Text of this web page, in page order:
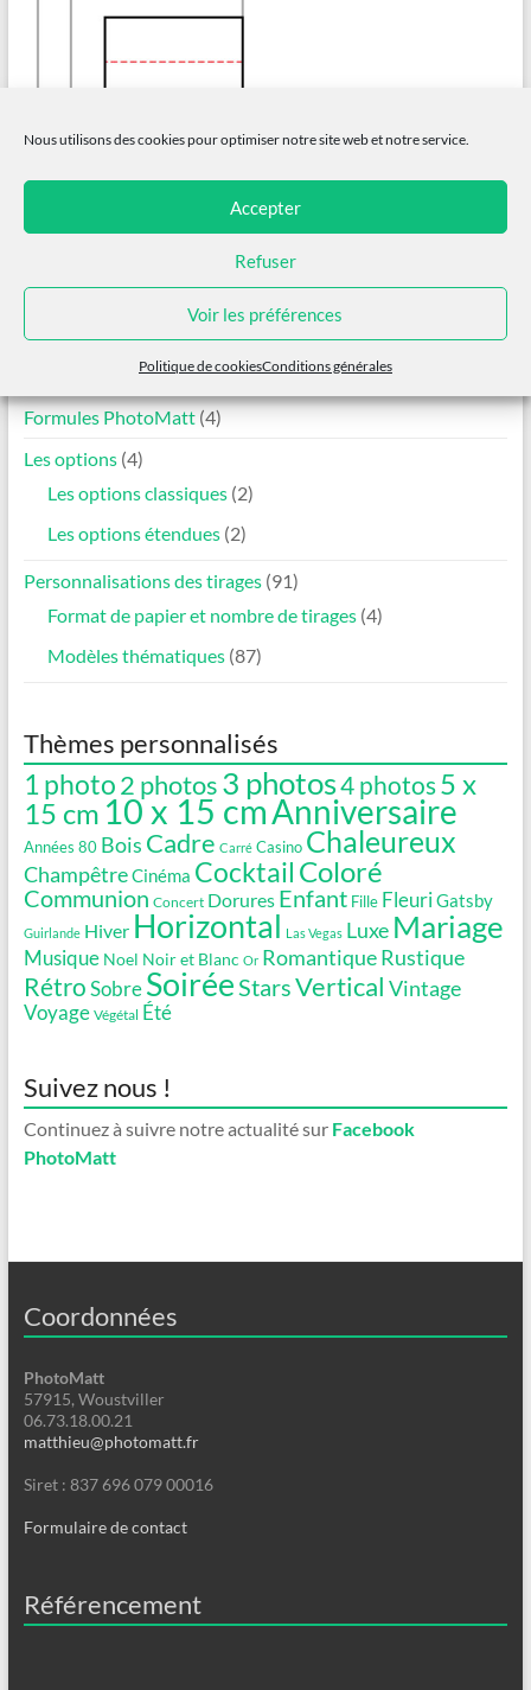
Nous utilisons des cookies pour optimiser notre site web et notre service.
Accepter
Refuser
Voir les préférences
Politique de cookiesConditions générales
Format 2x(5x15cm)
Option gratuite
Ajouter au panier
Configurez votre PhotoMatt
Formules PhotoMatt (4)
Les options (4)
Les options classiques (2)
Les options étendues (2)
Personnalisations des tirages (91)
Format de papier et nombre de tirages (4)
Modèles thématiques (87)
Thèmes personnalisés
1 photo2 photos3 photos4 photos5 x
15 cm 10 x 15 cmAnniversaire
Années 80 Bois Cadre Carré Casino Chaleureux
ChampêtreCinéma Cocktail Coloré
Communion Concert Dorures Enfant Fille FleuriGatsby
Guirlande Hiver Horizontal Las Vegas Luxe Mariage
Musique Noel Noir et Blanc Or RomantiqueRustique
RétroSobre SoiréeStarsVertical Vintage
Voyage Végétal Été
Suivez nous !
Continuez à suivre notre actualité sur Facebook
PhotoMatt
Coordonnées
PhotoMatt
57915, Woustviller
06.73.18.00.21
matthieu@photomatt.fr
Siret : 837 696 079 00016
Formulaire de contact
Référencement